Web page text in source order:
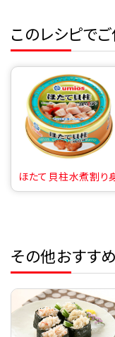
このレシピで
ほたて貝柱水煮割り
その他おすす